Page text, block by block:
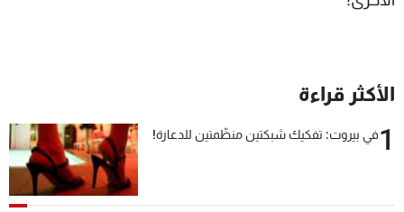
الأكثر قراءة
1في بيروت: تفكيك شبكتين منظّمتين للدعارة!